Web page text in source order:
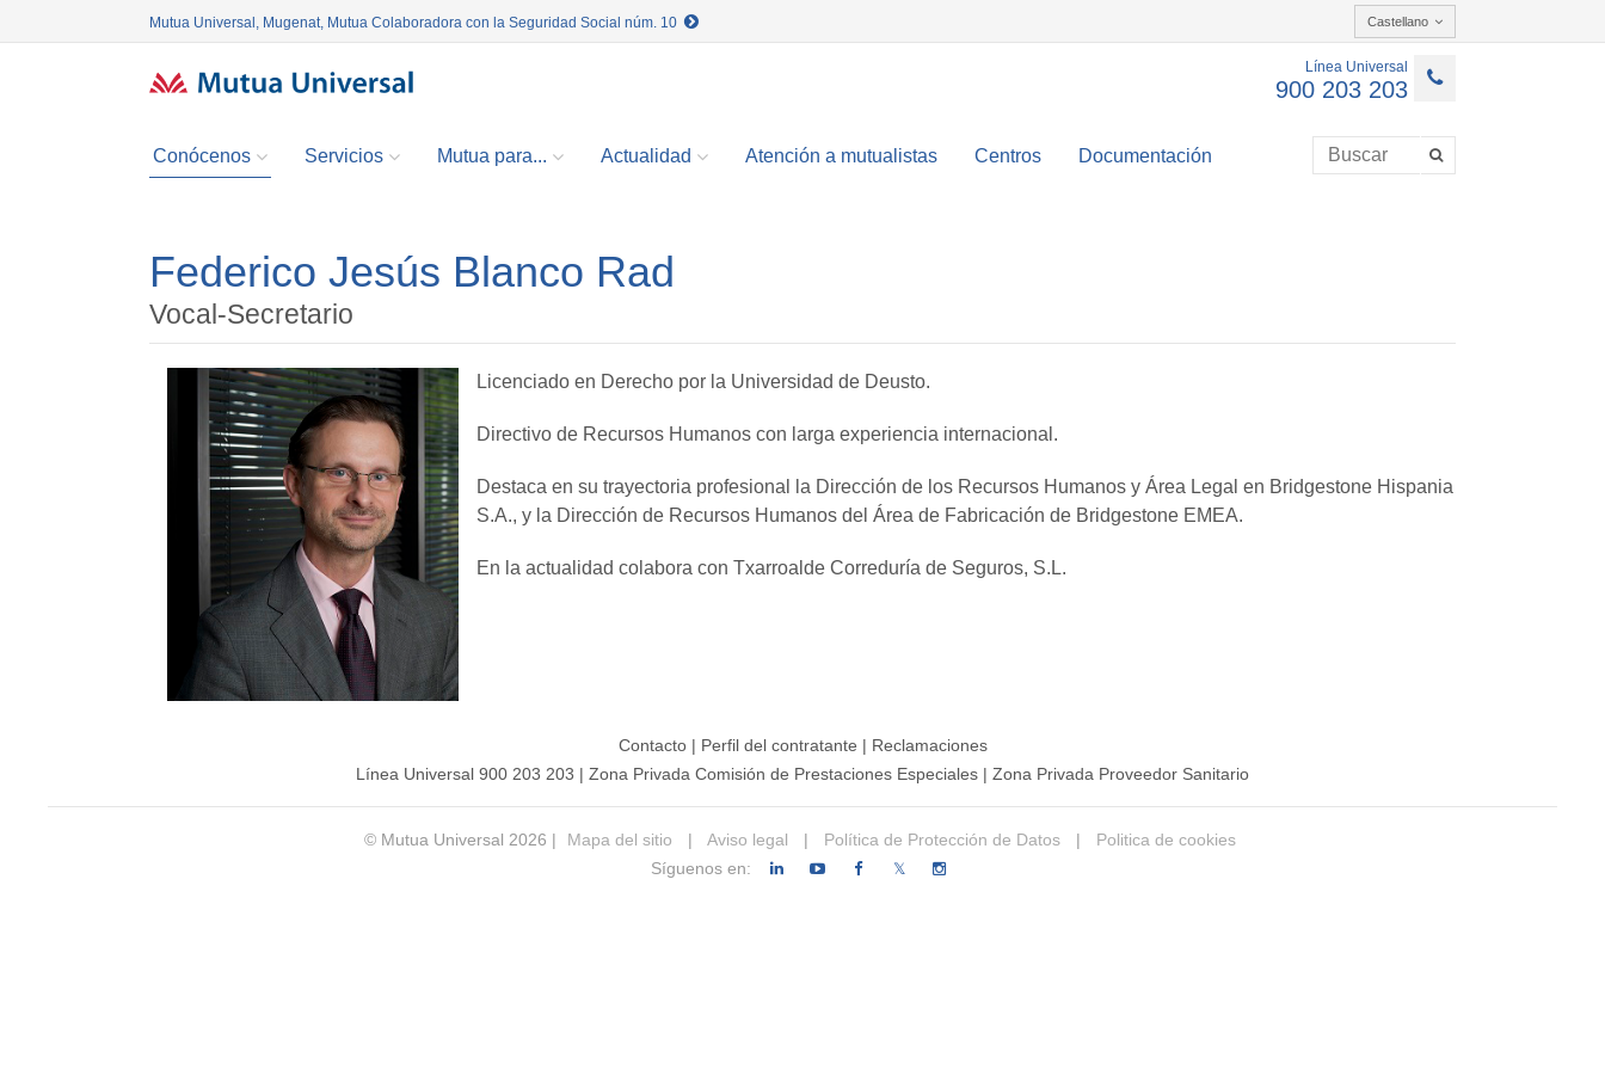
Mutua Universal, Mugenat, Mutua Colaboradora con la Seguridad Social núm. 10 Castellano
Línea Universal
900 203 203
Conócenos Servicios Mutua para... Actualidad Atención a mutualistas Centros Documentación
Federico Jesús Blanco Rad
Vocal-Secretario
Licenciado en Derecho por la Universidad de Deusto.
Directivo de Recursos Humanos con larga experiencia internacional.
Destaca en su trayectoria profesional la Dirección de los Recursos Humanos y Área Legal en Bridgestone Hispania
S.A., y la Dirección de Recursos Humanos del Área de Fabricación de Bridgestone EMEA.
En la actualidad colabora con Txarroalde Correduría de Seguros, S.L.
Contacto| Perfil del contratante | Reclamaciones
Línea Universal 900 203 203 | Zona Privada Comisión de Prestaciones Especiales | Zona Privada Proveedor Sanitario
© Mutua Universal 2026 | Mapa del sitio | Aviso legal | Política de Protección de Datos |
Politica de cookies
Síguenos en:
𝕏